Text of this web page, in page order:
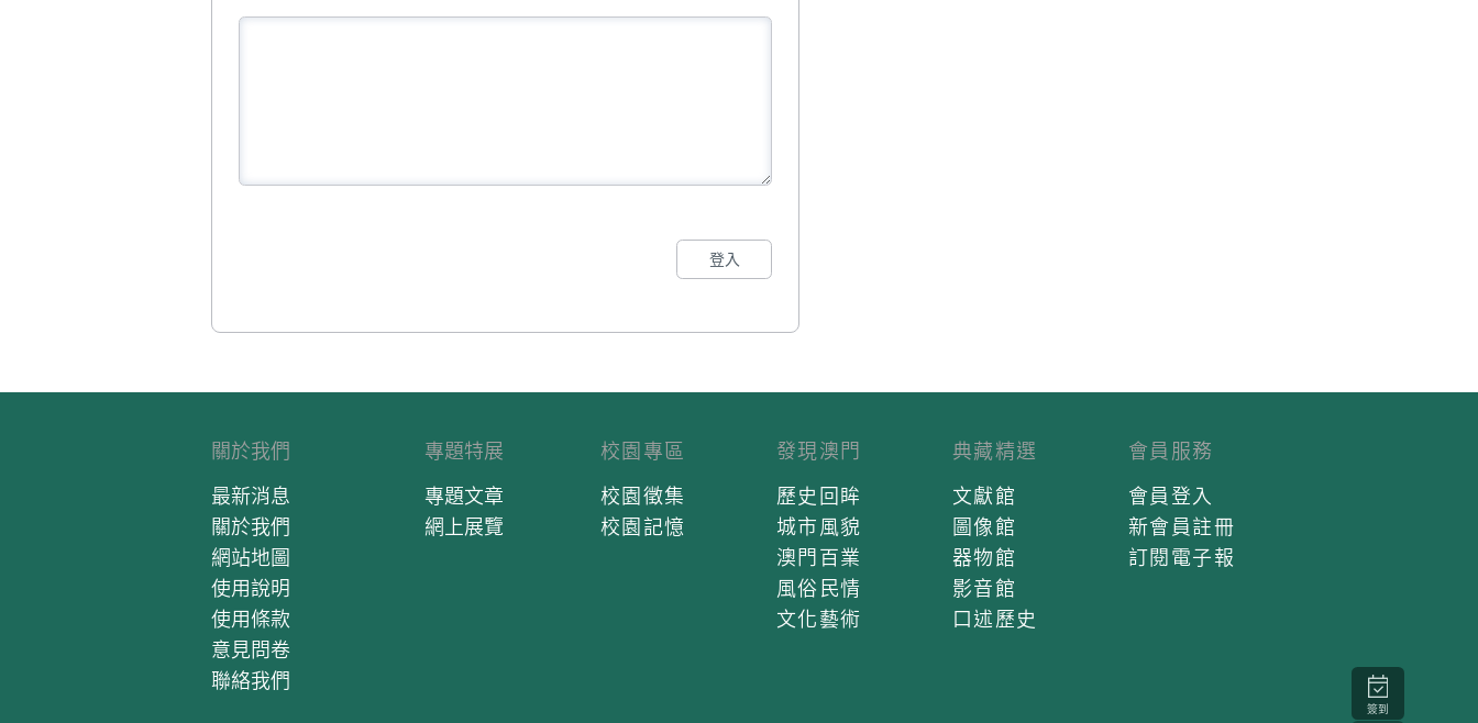
登入
關於我們
最新消息
關於我們
網站地圖
使用說明
使用條款
意見問卷
聯絡我們
專題特展
專題文章
網上展覽
校園專區
校園徵集
校園記憶
發現澳門
歷史回眸
城市風貌
澳門百業
風俗民情
文化藝術
典藏精選
文獻館
圖像館
器物館
影音館
口述歷史
會員服務
會員登入
新會員註冊
訂閱電子報
簽到